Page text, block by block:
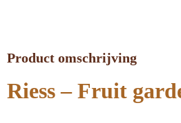
Product omschrijving
Riess – Fruit